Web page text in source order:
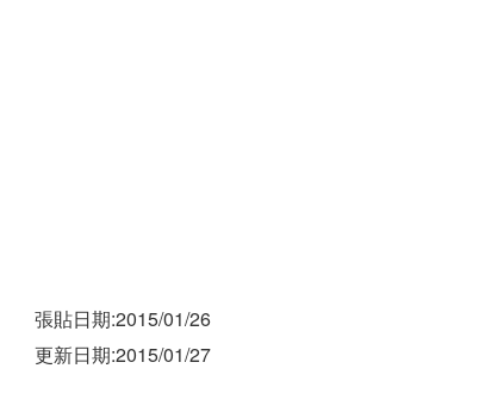
張貼日期:2015/01/26
更新日期:2015/01/27